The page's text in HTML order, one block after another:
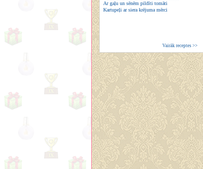
Ar gaļu un sēnēm pildīti tomāti
Kartupeļi ar siera krējuma mērci
Vairāk receptes >>